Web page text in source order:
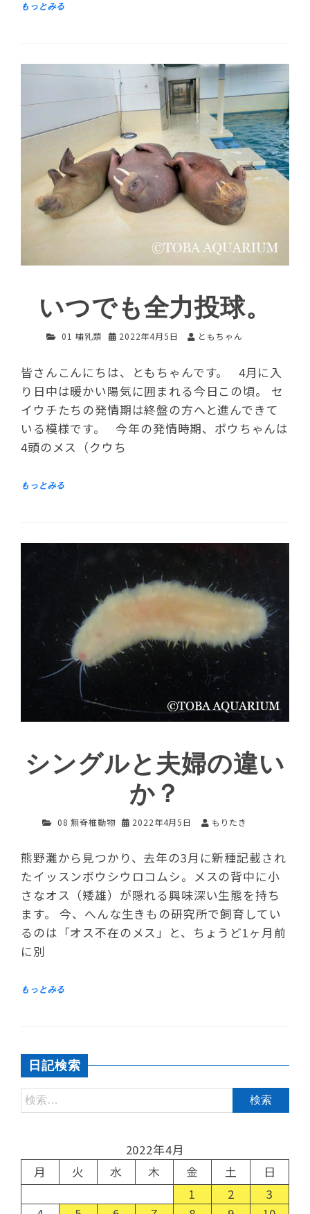
いつでも全力投球。
01 哺乳類 2022年4月5日 ともちゃん
皆さんこんにちは、ともちゃんです。 4月に入
り日中は暖かい陽気に囲まれる今日この頃。 セ
イウチたちの発情期は終盤の方へと進んできて
いる模様です。 今年の発情時期、ポウちゃんは
4頭のメス（クウち
シングルと夫婦の違い
か？
08 無脊椎動物 2022年4月5日 もりたき
熊野灘から見つかり、去年の3月に新種記載され
たイッスンボウシウロコムシ。メスの背中に小
さなオス（矮雄）が隠れる興味深い生態を持ち
ます。 今、へんな生きもの研究所で飼育してい
るのは「オス不在のメス」と、ちょうど1ヶ月前
に別
日記検索
2022年4月
月
火 水 木 金 土
日
1
2
3